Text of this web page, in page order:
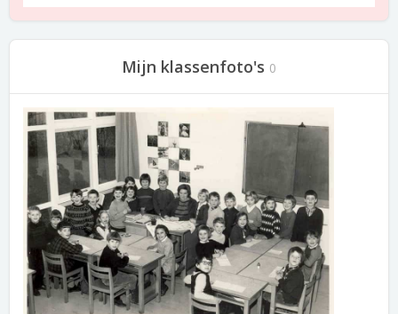
Mijn klassenfoto's 0